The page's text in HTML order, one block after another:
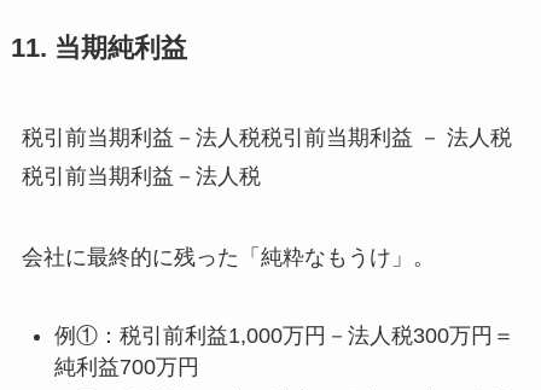
11. 当期純利益
税引前当期利益－法人税税引前当期利益 － 法人税
税引前当期利益－法人税
会社に最終的に残った「純粋なもうけ」。
例①：税引前利益1,000万円－法人税300万円＝
純利益700万円